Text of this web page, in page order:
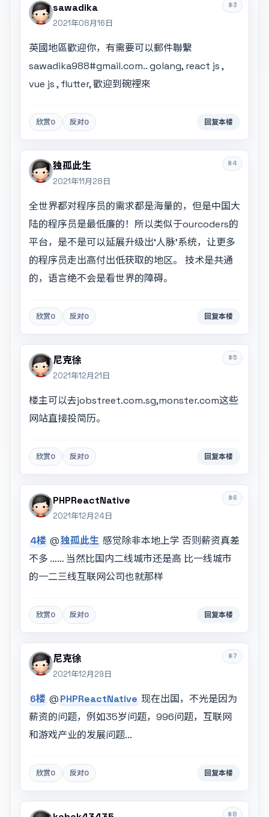
#3
sawadika
2021年08月16日
英國地區歡迎你，有需要可以郵件聯繫
sawadika988#gmail.com..golang, react js ,
vue js , flutter, 歡迎到碗裡來
欣赏0 反对0 回复本楼
#4
独孤此生
2021年11月28日
全世界都对程序员的需求都是海量的，但是中国大
陆的程序员是最低廉的！所以类似于ourcoders的
平台，是不是可以延展升级出‘人脉’系统，让更多
的程序员走出高付出低获取的地区。 技术是共通
的，语言绝不会是看世界的障碍。
欣赏0 反对0 回复本楼
#5
尼克徐
2021年12月21日
楼主可以去jobstreet.com.sg,monster.com这些
网站直接投简历。
欣赏0 反对0 回复本楼
#6
PHPReactNative
2021年12月24日
4楼 @独孤此生 感觉除非本地上学 否则薪资真差
不多 …… 当然比国内二线城市还是高 比一线城市
的一二三线互联网公司也就那样
欣赏0 反对0 回复本楼
#7
尼克徐
2021年12月29日
6楼 @PHPReactNative 现在出国，不光是因为
薪资的问题，例如35岁问题，996问题，互联网
和游戏产业的发展问题...
欣赏0 反对0 回复本楼
#8